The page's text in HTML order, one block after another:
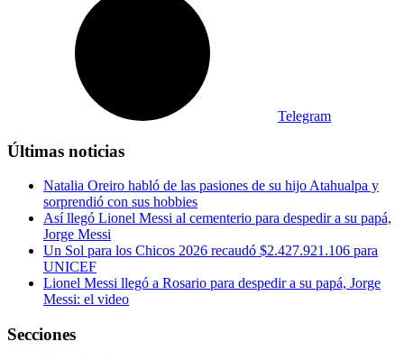
Telegram
Últimas noticias
Natalia Oreiro habló de las pasiones de su hijo Atahualpa y
sorprendió con sus hobbies
Así llegó Lionel Messi al cementerio para despedir a su papá,
Jorge Messi
Un Sol para los Chicos 2026 recaudó $2.427.921.106 para
UNICEF
Lionel Messi llegó a Rosario para despedir a su papá, Jorge
Messi: el video
Secciones